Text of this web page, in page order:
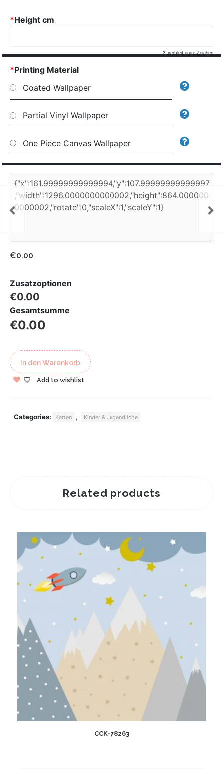
*Height cm
3 verbleibende Zeichen
*Printing Material
Coated Wallpaper
Partial Vinyl Wallpaper
One Piece Canvas Wallpaper
€0.00
Zusatzoptionen
€0.00
Gesamtsumme
€0.00
In den Warenkorb
Add to wishlist
Categories: Karten , Kinder & Jugendliche
Related products
CCK-78263